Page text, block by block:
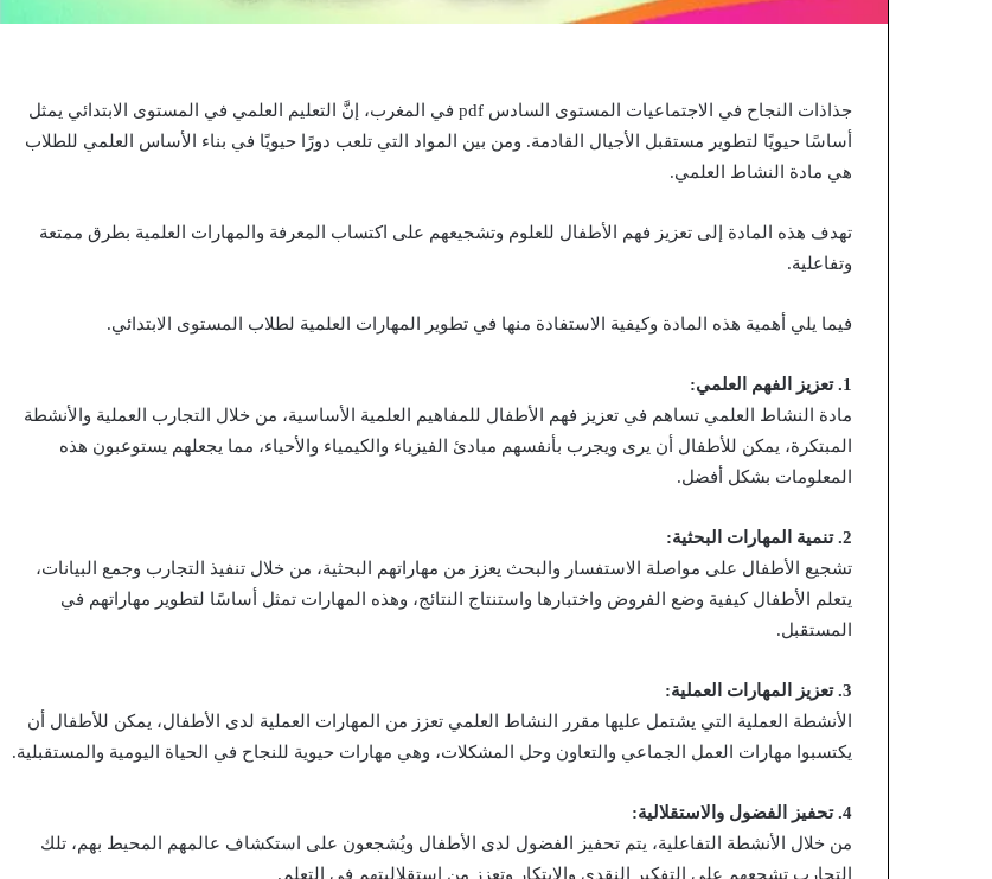
جذاذات النجاح في الاجتماعيات المستوى السادس pdf في المغرب، إنَّ التعليم العلمي في المستوى الابتدائي يمثل
أساسًا حيويًا لتطوير مستقبل الأجيال القادمة. ومن بين المواد التي تلعب دورًا حيويًا في بناء الأساس العلمي للطلاب
هي مادة النشاط العلمي.
تهدف هذه المادة إلى تعزيز فهم الأطفال للعلوم وتشجيعهم على اكتساب المعرفة والمهارات العلمية بطرق ممتعة
وتفاعلية.
فيما يلي أهمية هذه المادة وكيفية الاستفادة منها في تطوير المهارات العلمية لطلاب المستوى الابتدائي.
1. تعزيز الفهم العلمي:
مادة النشاط العلمي تساهم في تعزيز فهم الأطفال للمفاهيم العلمية الأساسية، من خلال التجارب العملية والأنشطة
المبتكرة، يمكن للأطفال أن يرى ويجرب بأنفسهم مبادئ الفيزياء والكيمياء والأحياء، مما يجعلهم يستوعبون هذه
المعلومات بشكل أفضل.
2. تنمية المهارات البحثية:
تشجيع الأطفال على مواصلة الاستفسار والبحث يعزز من مهاراتهم البحثية، من خلال تنفيذ التجارب وجمع البيانات،
يتعلم الأطفال كيفية وضع الفروض واختبارها واستنتاج النتائج، وهذه المهارات تمثل أساسًا لتطوير مهاراتهم في
المستقبل.
3. تعزيز المهارات العملية:
الأنشطة العملية التي يشتمل عليها مقرر النشاط العلمي تعزز من المهارات العملية لدى الأطفال، يمكن للأطفال أن
يكتسبوا مهارات العمل الجماعي والتعاون وحل المشكلات، وهي مهارات حيوية للنجاح في الحياة اليومية والمستقبلية.
4. تحفيز الفضول والاستقلالية:
من خلال الأنشطة التفاعلية، يتم تحفيز الفضول لدى الأطفال ويُشجعون على استكشاف عالمهم المحيط بهم، تلك
التجارب تشجعهم على التفكير النقدي والابتكار وتعزز من استقلاليتهم في التعلم.